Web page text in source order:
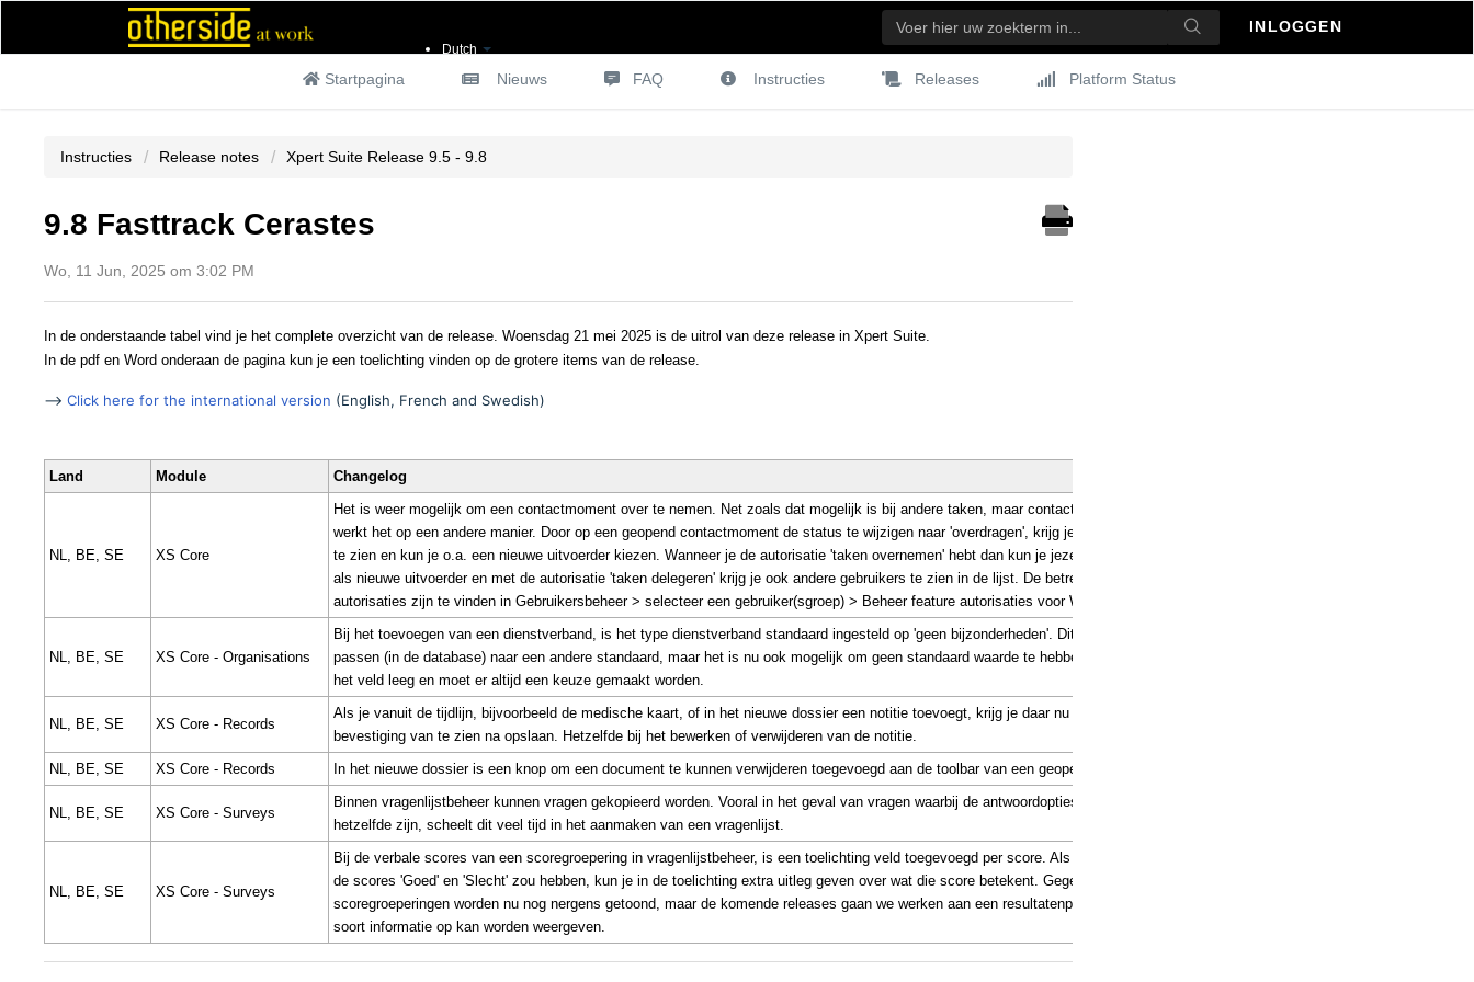
Dutch
INLOGGEN
Startpagina Nieuws FAQ Instructies Releases Platform Status
Instructies Release notes Xpert Suite Release 9.5 - 9.8
9.8 Fasttrack Cerastes
Wo, 11 Jun, 2025 om 3:02 PM
In de onderstaande tabel vind je het complete overzicht van de release. Woensdag 21 mei 2025 is de uitrol van deze release in Xpert Suite.
In de pdf en Word onderaan de pagina kun je een toelichting vinden op de grotere items van de release.
--> Click here for the international version (English, French and Swedish)
Land Module Changelog
NL, BE, SE XS Core
Het is weer mogelijk om een contactmoment over te nemen. Net zoals dat mogelijk is bij andere taken, maar contactmomenten
werkt het op een andere manier. Door op een geopend contactmoment de status te wijzigen naar 'overdragen', krijg je extra velden
te zien en kun je o.a. een nieuwe uitvoerder kiezen. Wanneer je de autorisatie 'taken overnemen' hebt dan kun je jezelf selecteren
als nieuwe uitvoerder en met de autorisatie 'taken delegeren' krijg je ook andere gebruikers te zien in de lijst. De betreffende
autorisaties zijn te vinden in Gebruikersbeheer > selecteer een gebruiker(sgroep) > Beheer feature autorisaties voor Workflows.
NL, BE, SE XS Core - Organisations
Bij het toevoegen van een dienstverband, is het type dienstverband standaard ingesteld op 'geen bijzonderheden'. Dit is aan te
passen (in de database) naar een andere standaard, maar het is nu ook mogelijk om geen standaard waarde te hebben. Dan blijft
het veld leeg en moet er altijd een keuze gemaakt worden.
NL, BE, SE XS Core - Records
Als je vanuit de tijdlijn, bijvoorbeeld de medische kaart, of in het nieuwe dossier een notitie toevoegt, krijg je daar nu een
bevestiging van te zien na opslaan. Hetzelfde bij het bewerken of verwijderen van de notitie.
NL, BE, SE
XS Core - Records In het nieuwe dossier is een knop om een document te kunnen verwijderen toegevoegd aan de toolbar van een geopend document.
NL, BE, SE XS Core - Surveys
Binnen vragenlijstbeheer kunnen vragen gekopieerd worden. Vooral in het geval van vragen waarbij de antwoordopties steeds
hetzelfde zijn, scheelt dit veel tijd in het aanmaken van een vragenlijst.
NL, BE, SE XS Core - Surveys
Bij de verbale scores van een scoregroepering in vragenlijstbeheer, is een toelichting veld toegevoegd per score. Als je bijvoorbeeld
de scores 'Goed' en 'Slecht' zou hebben, kun je in de toelichting extra uitleg geven over wat die score betekent. Gegevens vanuit de
scoregroeperingen worden nu nog nergens getoond, maar de komende releases gaan we werken aan een resultatenpagina waar dit
soort informatie op kan worden weergeven.